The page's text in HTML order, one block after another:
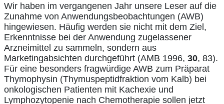
Wir haben im vergangenen Jahr unsere Leser auf die
Zunahme von Anwendungsbeobachtungen (AWB)
hingewiesen. Häufig werden sie nicht mit dem Ziel,
Erkenntnisse bei der Anwendung zugelassener
Arzneimittel zu sammeln, sondern aus
Marketingabsichten durchgeführt (AMB 1996, 30, 83).
Für eine besonders fragwürdige AWB zum Präparat
Thymophysin (Thymuspeptidfraktion vom Kalb) bei
onkologischen Patienten mit Kachexie und
Lymphozytopenie nach Chemotherapie sollen jetzt